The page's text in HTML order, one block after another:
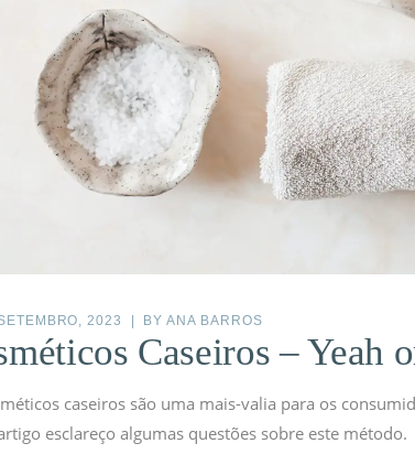
2023 BY ANA BARROS
Caseiros – Yeah
caseiros são uma mais-valia para os
esclareço algumas questões sobre este método.